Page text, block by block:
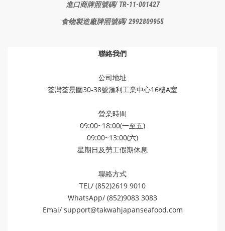
進口商牌照號碼/ TR-11-001427
食物製造廠牌照號碼/ 2992809955
聯絡我們
公司地址
荃灣荃景圍30-38號滙利工業中心16樓A室
營業時間
09:00~18:00(一至五)
09:00~13:00(六)
星期日及勞工假期休息
聯絡方式
TEL/ (852)2619 9010
WhatsApp/ (852)9083 3083
Emai/ support@takwahjapanseafood.com